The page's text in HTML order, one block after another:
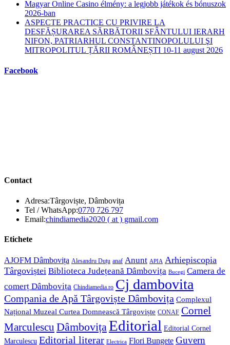
Magyar Online Casino élmény: a legjobb játékok és bónuszok
2026-ban
ASPECTE PRACTICE CU PRIVIRE LA
DESFĂȘURAREA SĂRBĂTORII SFÂNTULUI IERARH
NIFON, PATRIARHUL CONSTANTINOPOLULUI ŞI
MITROPOLITUL ȚĂRII ROMÂNEȘTI 10-11 august 2026
Facebook
Contact
Adresa:Târgoviște, Dâmbovița
Tel / WhatsApp:0770 726 797Opens
in
Email:chindiamedia2020 ( at ) gmail.comOpens
Etichete
AJOFM Dâmbovița Alesandru Duțu anaf Anunt APIA Arhiepiscopia
Târgoviștei Biblioteca Județeană Dâmbovița Bucegi Camera de
comerț Dâmbovița Chindiamedia.ro Cj dambovita
Compania de Apă Târgoviște Dâmbovița Complexul
Național Muzeal Curtea Domnească Târgoviște CONAF Cornel
Marculescu DâmbovițaEditorial Editorial Cornel
Marculescu Editorial literar Electrica Flori Bungete Guvern